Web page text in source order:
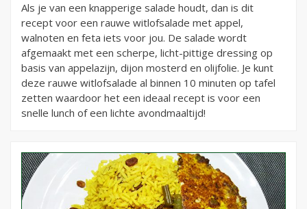
Als je van een knapperige salade houdt, dan is dit
recept voor een rauwe witlofsalade met appel,
walnoten en feta iets voor jou. De salade wordt
afgemaakt met een scherpe, licht-pittige dressing op
basis van appelazijn, dijon mosterd en olijfolie. Je kunt
deze rauwe witlofsalade al binnen 10 minuten op tafel
zetten waardoor het een ideaal recept is voor een
snelle lunch of een lichte avondmaaltijd!